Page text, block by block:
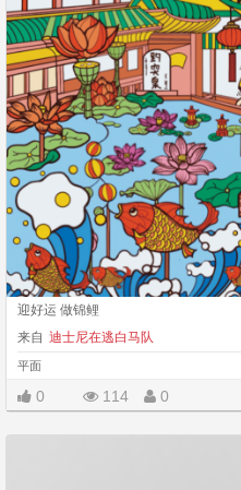
迎好运 做锦鲤
来自 迪士尼在逃白马队
平面
0 114 0